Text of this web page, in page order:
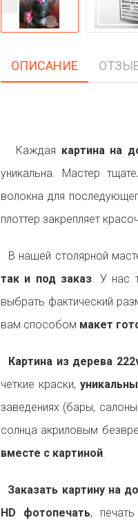
ОПИСАНИЕ
Каждая картина на
уникальна. Мастер
волокна для
плоттер закрепляет
В нашей столярной
так и под заказ . У нас
выбрать фактический
вам способом макет
Картина из дерева
четкие краски,
заведениях (бары,
солнца акриловым
вместе с картиной.
Заказать картину на
HD фотопечать, печать